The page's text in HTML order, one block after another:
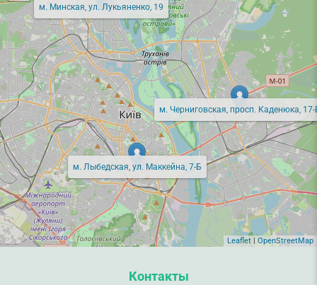
м. Минская, ул. Лукьяненко, 19
м. Лыбедская, ул. Маккейна, 7-Б
м. Черниговская, просп. Каденюка, 17-
Leaflet OpenStreetMap
Контакты